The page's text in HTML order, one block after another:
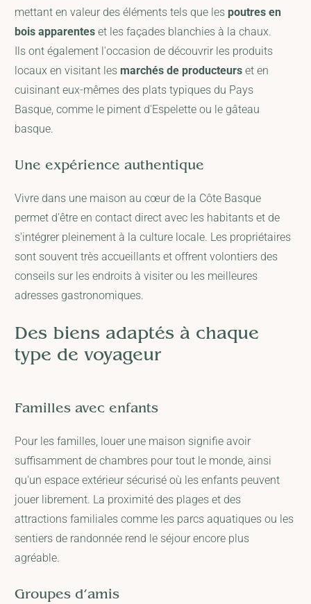
mettant en valeur des éléments tels que lespoutres en
bois apparentes et les façades blanchies à la chaux.
Ils ont également l'occasion de découvrir les produits
locaux en visitant lesmarchés de producteurs et en
cuisinant eux-mêmes des plats typiques du Pays
Basque, comme le piment d'Espelette ou le gâteau
basque.
Une expérience authentique
Vivre dans une maison au cœur de la Côte Basque
permet d'être en contact direct avec les habitants et de
s'intégrer pleinement à la culture locale. Les propriétaires
sont souvent très accueillants et offrent volontiers des
conseils sur les endroits à visiter ou les meilleures
adresses gastronomiques.
Des biens adaptés à chaque
type de voyageur
Familles avec enfants
Pour les familles, louer une maison signifie avoir
suffisamment de chambres pour tout le monde, ainsi
qu'un espace extérieur sécurisé où les enfants peuvent
jouer librement. La proximité des plages et des
attractions familiales comme les parcs aquatiques ou les
sentiers de randonnée rend le séjour encore plus
agréable.
Groupes d’amis